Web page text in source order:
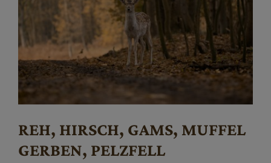
REH, HIRSCH, GAMS, MUFFEL
GERBEN, PELZFELL